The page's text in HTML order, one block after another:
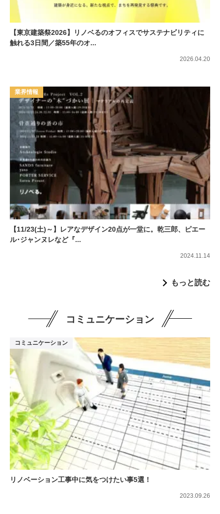
【東京建築祭2026】リノベるのオフィスでサステナビリティに
触れる3日間／築55年のオ...
2026.04.20
【11/23(土)～】レアなデザイン20点が一堂に。乾三郎、ピエー
ル･ジャンヌレなど『...
業界情報
2024.11.14
もっと読む
コミュニケーション
リノベーション工事中に気をつけたい事5選！
コミュニケーション
2023.09.26